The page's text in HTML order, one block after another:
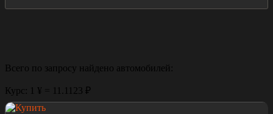
Всего по запросу найдено автомобилей:
Курс: 1 ¥ = 11.1123 ₽